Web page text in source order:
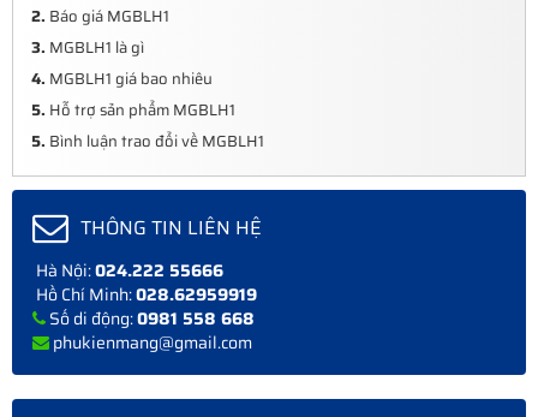
2. Báo giá MGBLH1
3. MGBLH1 là gì
4. MGBLH1 giá bao nhiêu
5. Hỗ trợ sản phẩm MGBLH1
5. Bình luận trao đổi về MGBLH1
THÔNG TIN LIÊN HỆ
Hà Nội:024.222 55666
Hồ Chí Minh:028.62959919
Số di động:0981 558 668
phukienmang@gmail.com